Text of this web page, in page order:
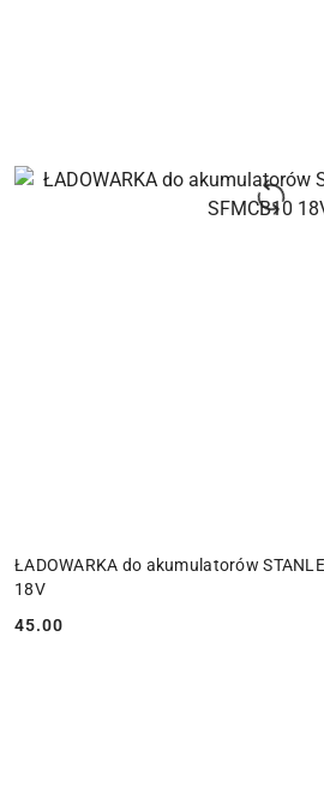
ŁADOWARKA do akumulatorów
18V
Cena:
45.00